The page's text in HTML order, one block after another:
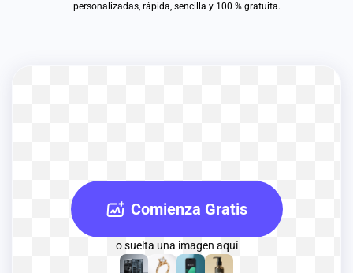
personalizadas, rápida, sencilla y 100 % gratuita.
Comienza Gratis
o suelta una imagen aquí